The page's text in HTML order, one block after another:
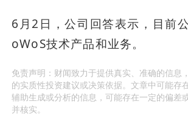
6月2日，公司回答表示，目前
oWoS技术产品和业务。
免责声明：财闻致力于提供真实、准确的信息
的实质性投资建议或决策依据。文章中可能存
辅助生成或分析的信息，可能存在一定的偏差
并核实。